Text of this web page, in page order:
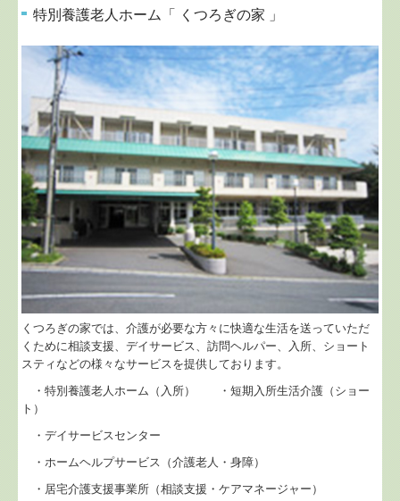
特別養護老人ホーム「 くつろぎの家 」
くつろぎの家では、介護が必要な方々に快適な生活を送っていただ
くために相談支援、デイサービス、訪問ヘルパー、入所、ショート
スティなどの様々なサービスを提供しております。
・特別養護老人ホーム（入所） ・短期入所生活介護（ショー
ト）
・デイサービスセンター
・ホームヘルプサービス（介護老人・身障）
・居宅介護支援事業所（相談支援・ケアマネージャー）